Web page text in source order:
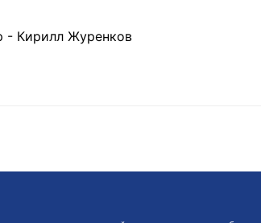
- Кирилл Журенков